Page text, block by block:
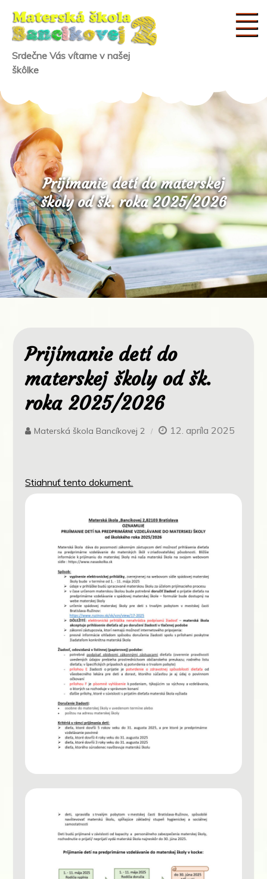
content
Srdečne Vás vítame v našej
škôlke
Prijímanie detí do materskej
školy od šk. roka 2025/2026
Prijímanie detí do
materskej školy od šk.
roka 2025/2026
Materská škola Bancíkovej 2 12. apríla 2025
Stiahnuť tento dokument.